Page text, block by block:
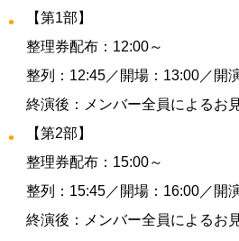
【第1部】
整理券配布：12:00～
整列：12:45／開場：13:00／開
終演後：メンバー全員によるお
【第2部】
整理券配布：15:00～
整列：15:45／開場：16:00／開
終演後：メンバー全員によるお